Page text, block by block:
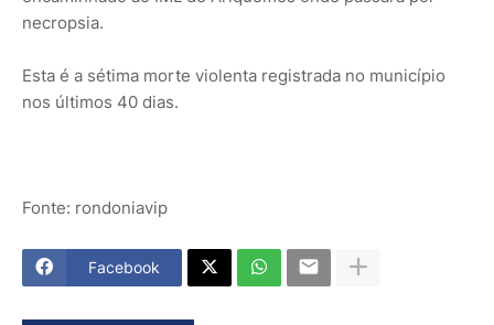
necropsia.
Esta é a sétima morte violenta registrada no município
nos últimos 40 dias.
Fonte: rondoniavip
Facebook